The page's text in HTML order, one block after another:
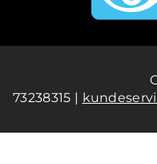
73238315 |